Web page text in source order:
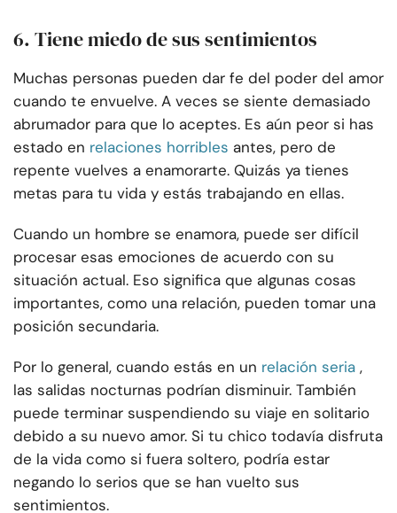
6. Tiene miedo de sus sentimientos
Muchas personas pueden dar fe del poder del amor
cuando te envuelve. A veces se siente demasiado
abrumador para que lo aceptes. Es aún peor si has
estado en relaciones horribles antes, pero de
repente vuelves a enamorarte. Quizás ya tienes
metas para tu vida y estás trabajando en ellas.
Cuando un hombre se enamora, puede ser difícil
procesar esas emociones de acuerdo con su
situación actual. Eso significa que algunas cosas
importantes, como una relación, pueden tomar una
posición secundaria.
Por lo general, cuando estás en un relación seria ,
las salidas nocturnas podrían disminuir. También
puede terminar suspendiendo su viaje en solitario
debido a su nuevo amor. Si tu chico todavía disfruta
de la vida como si fuera soltero, podría estar
negando lo serios que se han vuelto sus
sentimientos.